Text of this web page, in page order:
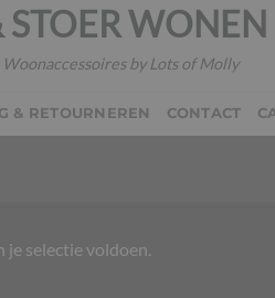
WONEN
by Lots of Molly
& RETOURNEREN CONTACT
je selectie voldoen.